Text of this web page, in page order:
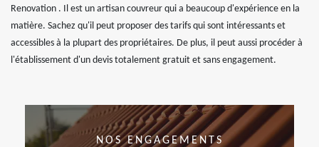
Renovation . Il est un artisan couvreur qui a beaucoup d'expérience en la
matière. Sachez qu'il peut proposer des tarifs qui sont intéressants et
accessibles à la plupart des propriétaires. De plus, il peut aussi procéder à
l'établissement d'un devis totalement gratuit et sans engagement.
NOS ENGAGEMENTS